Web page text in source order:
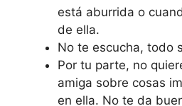
está aburrida o
de ella.
No te escucha, todo
Por tu parte, no
amiga sobre cosas
en ella. No te da